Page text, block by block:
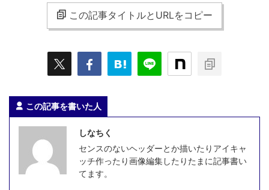
この記事タイトルとURLをコピー
この記事を書いた人
しなちく
センスのないヘッダーとか描いたりアイキャ
ッチ作ったり画像編集したりたまに記事書い
てます。